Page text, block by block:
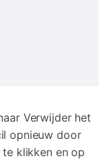
Verwijder het
opnieuw door
klikken en op